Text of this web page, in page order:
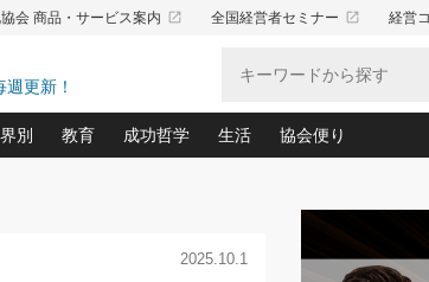
会 商品・サービス案内 launch 全国経営者セミナー launch 経営
週更新！
別 教育
あなただからお願いしたいと思われる 気配りの
成功哲学
令和時代の「社長の人間力の磨き方」
生活
おのころ心平の ──社長
(50)
協会便り
「愛読者通信」
ビジネス見聞録
2025.10.1